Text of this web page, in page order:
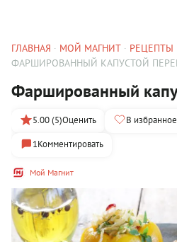
ГЛАВНАЯ МОЙ МАГНИТ РЕЦЕПТЫ
ФАРШИРОВАННЫЙ КАПУСТОЙ
Фаршированный
Мой Магнит
5.00 (5)Оценить В избранное
1Комментировать